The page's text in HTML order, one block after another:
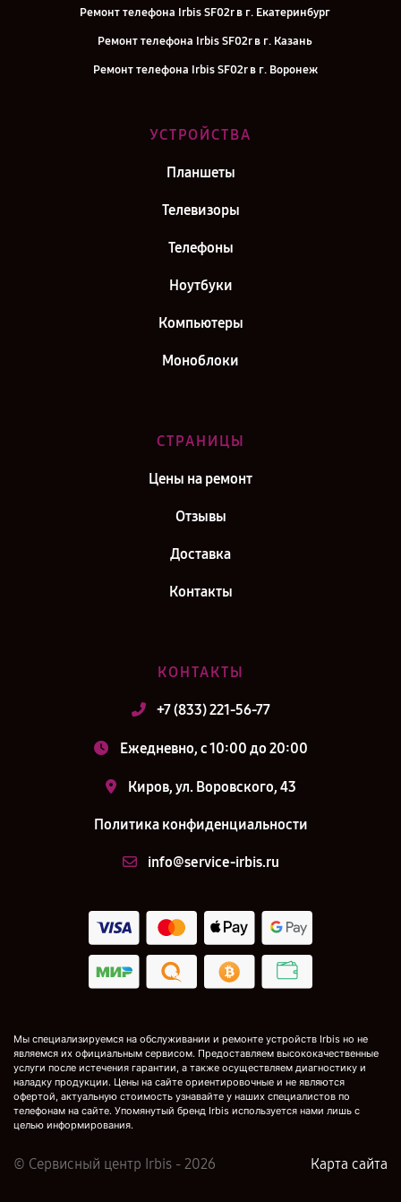
Ремонт телефона Irbis SF02r в г. Екатеринбург
Ремонт телефона Irbis SF02r в г. Казань
Ремонт телефона Irbis SF02r в г. Воронеж
Ремонт телефона Irbis SF02r в г. Самара
УСТРОЙСТВА
Планшеты
Телевизоры
Телефоны
Ноутбуки
Компьютеры
Моноблоки
СТРАНИЦЫ
Цены на ремонт
Отзывы
Доставка
Контакты
КОНТАКТЫ
+7 (833) 221-56-77
Ежедневно, с 10:00 до 20:00
Киров, ул. Воровского, 43
Политика конфиденциальности
info@service-irbis.ru
Мы специализируемся на обслуживании и ремонте устройств Irbis но не
являемся их официальным сервисом. Предоставляем высококачественные
услуги после истечения гарантии, а также осуществляем диагностику и
наладку продукции. Цены на сайте ориентировочные и не являются
офертой, актуальную стоимость узнавайте у наших специалистов по
телефонам на сайте. Упомянутый бренд Irbis используется нами лишь с
целью информирования.
© Сервисный центр Irbis - 2026 Карта сайта